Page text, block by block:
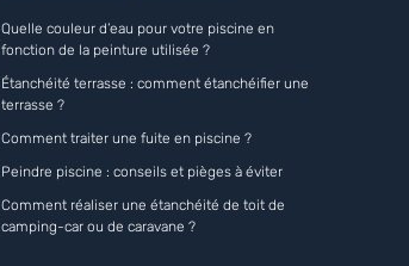
Quelle couleur d’eau pour votre piscine en
fonction de la peinture utilisée ?
Étanchéité terrasse : comment étanchéifier une
terrasse ?
Comment traiter une fuite en piscine ?
Peindre piscine : conseils et pièges à éviter
Comment réaliser une étanchéité de toit de
camping-car ou de caravane ?